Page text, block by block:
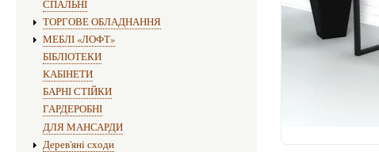
СПАЛЬНІ
ТОРГОВЕ ОБЛАДНАННЯ
МЕБЛІ «ЛОФТ»
БІБЛІОТЕКИ
КАБІНЕТИ
БАРНІ СТІЙКИ
ГАРДЕРОБНІ
ДЛЯ МАНСАРДИ
Дерев'яні сходи